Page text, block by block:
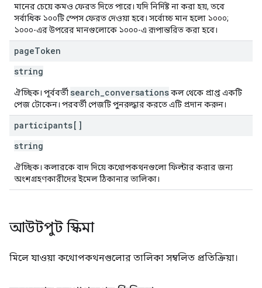
মানের চেয়ে কমও ফেরত দিতে পারে। যদি নির্দিষ্ট না করা হয়, তবে
সর্বাধিক ১০০টি স্পেস ফেরত দেওয়া হবে। সর্বোচ্চ মান হলো ১০০০;
১০০০-এর উপরের মানগুলোকে ১০০০-এ রূপান্তরিত করা হবে।
pageToken
string
ঐচ্ছিক। পূর্ববর্তী search_conversationsকল থেকে প্রাপ্ত একটি
পেজ টোকেন। পরবর্তী পেজটি পুনরুদ্ধার করতে এটি প্রদান করুন।
participants[]
string
ঐচ্ছিক। কলারকে বাদ দিয়ে কথোপকথনগুলো ফিল্টার করার জন্য
অংশগ্রহণকারীদের ইমেল ঠিকানার তালিকা।
আউটপুট স্কিমা
মিলে যাওয়া কথোপকথনগুলোর তালিকা সম্বলিত প্রতিক্রিয়া।